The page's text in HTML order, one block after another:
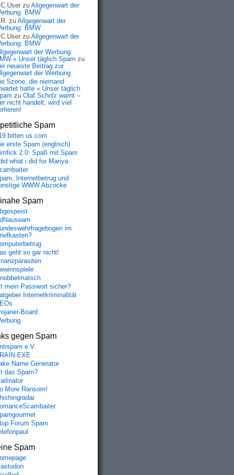
js.min.js"></script>
{background-color: rgba(125,125,125,0.5);}}
input>
zu Allgegenwart der
BMW
zu Allgegenwart der
BMW
zu Allgegenwart der
BMW
der Werbung:
« Unser täglich Spam zu
neueste Beitrag zur
der Werbung
Szene, die niemand
hatte « Unser täglich
zu Olaf Scholz warnt –
nicht handelt, wird viel
Spam
us.com
erste Spam (englisch)
2.0: Spaß mit Spam
did what i did for Mariya
Internetbetrug und
WWW Abzocke
Spam
im
geht so gar nicht!
mein Passwort sicher?
Internetkriminalität
Board
gegen Spam
e.V.
Name Generator
das Spam?
More Ransom!
Forum Spam
Spam